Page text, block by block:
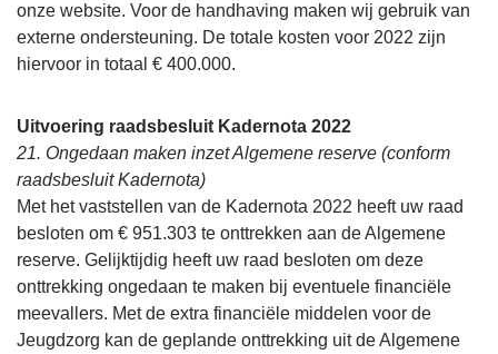
onze website. Voor de handhaving maken wij gebruik van
externe ondersteuning. De totale kosten voor 2022 zijn
hiervoor in totaal € 400.000.
Uitvoering raadsbesluit Kadernota 2022
21. Ongedaan maken inzet Algemene reserve (conform
raadsbesluit Kadernota)
Met het vaststellen van de Kadernota 2022 heeft uw raad
besloten om € 951.303 te onttrekken aan de Algemene
reserve. Gelijktijdig heeft uw raad besloten om deze
onttrekking ongedaan te maken bij eventuele financiële
meevallers. Met de extra financiële middelen voor de
Jeugdzorg kan de geplande onttrekking uit de Algemene